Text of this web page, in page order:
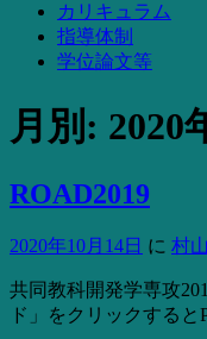
カリキュラム
指導体制
学位論文等
月別: 2020
ROAD2019
2020年10月14日 に 村
共同教科開発学専攻
ド」をクリックする